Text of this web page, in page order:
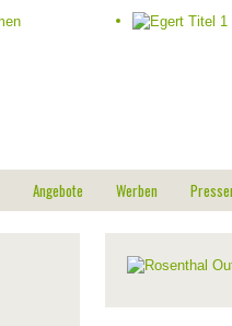
Angebote Werben